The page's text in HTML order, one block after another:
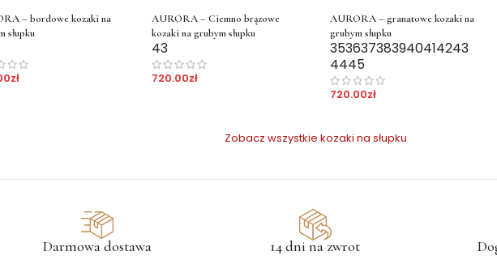
– bordowe kozaki na
słupku
zł
AURORA – Ciemno brązowe
kozaki na grubym słupku
43
720.00zł
AURORA – granatowe kozaki na
grubym słupku
353637383940414243
4445
720.00zł
Zobacz wszystkie kozaki na słupku
Darmowa dostawa 14 dni na zwrot